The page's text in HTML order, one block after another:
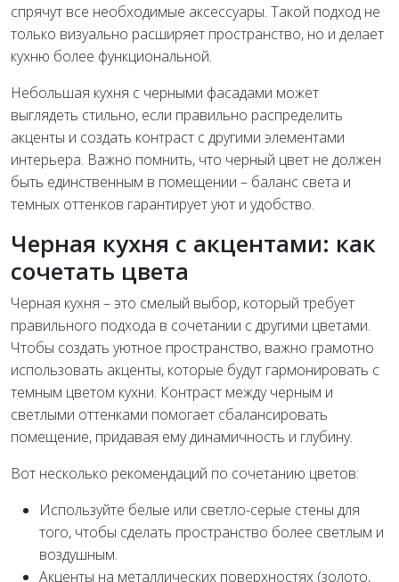
спрячут все необходимые аксессуары. Такой подход не
только визуально расширяет пространство, но и делает
кухню более функциональной.
Небольшая кухня с черными фасадами может
выглядеть стильно, если правильно распределить
акценты и создать контраст с другими элементами
интерьера. Важно помнить, что черный цвет не должен
быть единственным в помещении – баланс света и
темных оттенков гарантирует уют и удобство.
Черная кухня с акцентами: как
сочетать цвета
Черная кухня – это смелый выбор, который требует
правильного подхода в сочетании с другими цветами.
Чтобы создать уютное пространство, важно грамотно
использовать акценты, которые будут гармонировать с
темным цветом кухни. Контраст между черным и
светлыми оттенками помогает сбалансировать
помещение, придавая ему динамичность и глубину.
Вот несколько рекомендаций по сочетанию цветов:
Используйте белые или светло-серые стены для
того, чтобы сделать пространство более светлым и
воздушным.
Акценты на металлических поверхностях (золото,